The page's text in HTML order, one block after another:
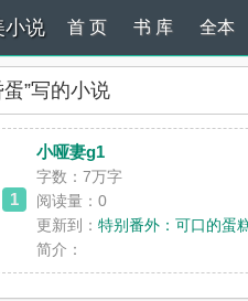
小说 首 页 书 库 全本
蛋”写的小说
1
小哑妻g1
字数：7万字
阅读量：0
更新到： 特别番外：可口的蛋
简介：